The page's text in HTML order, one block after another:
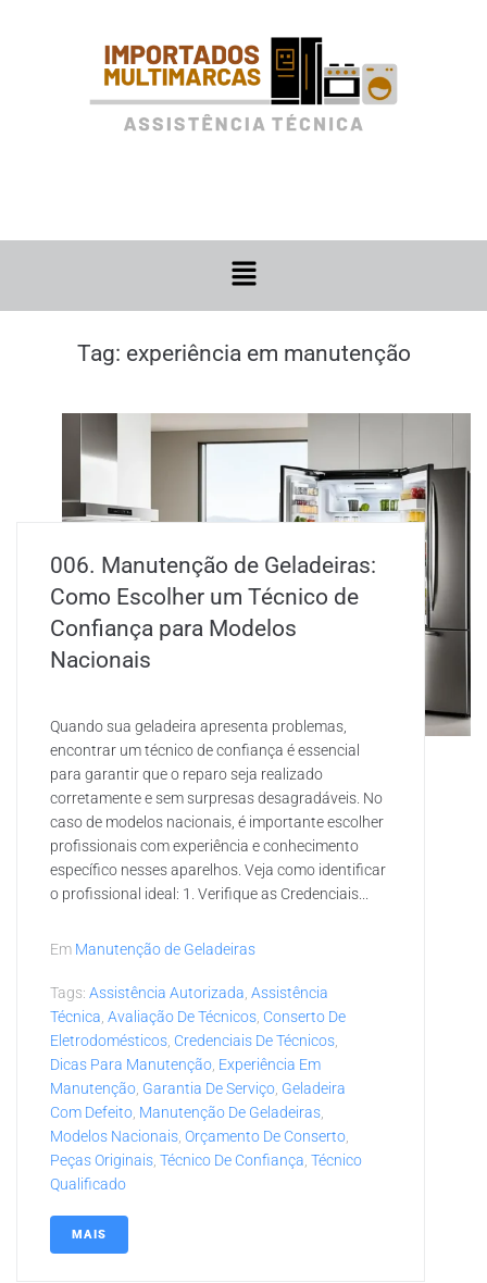
Tag: experiência em manutenção
006. Manutenção de Geladeiras:
Como Escolher um Técnico de
Confiança para Modelos
Nacionais
Quando sua geladeira apresenta problemas,
encontrar um técnico de confiança é essencial
para garantir que o reparo seja realizado
corretamente e sem surpresas desagradáveis. No
caso de modelos nacionais, é importante escolher
profissionais com experiência e conhecimento
específico nesses aparelhos. Veja como identificar
o profissional ideal: 1. Verifique as Credenciais...
Em Manutenção de Geladeiras
Tags: Assistência Autorizada Assistência
Técnica Avaliação De Técnicos Conserto De
Eletrodomésticos Credenciais De Técnicos
Dicas Para Manutenção Experiência Em
Manutenção Garantia De Serviço Geladeira
Com Defeito Manutenção De Geladeiras
Modelos Nacionais Orçamento De Conserto
Peças Originais Técnico De Confiança Técnico
Qualificado
MAIS